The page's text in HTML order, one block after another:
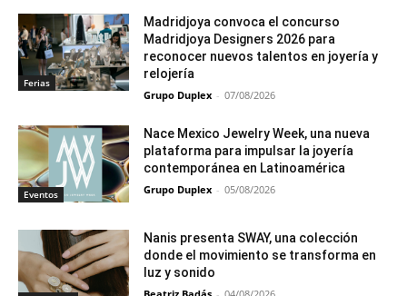
Ferias
Madridjoya convoca el concurso
Madridjoya Designers 2026 para
reconocer nuevos talentos en joyería y
relojería
Grupo Duplex - 07/08/2026
Eventos
Nace Mexico Jewelry Week, una nueva
plataforma para impulsar la joyería
contemporánea en Latinoamérica
Grupo Duplex - 05/08/2026
Nanis presenta SWAY, una colección
donde el movimiento se transforma en
luz y sonido